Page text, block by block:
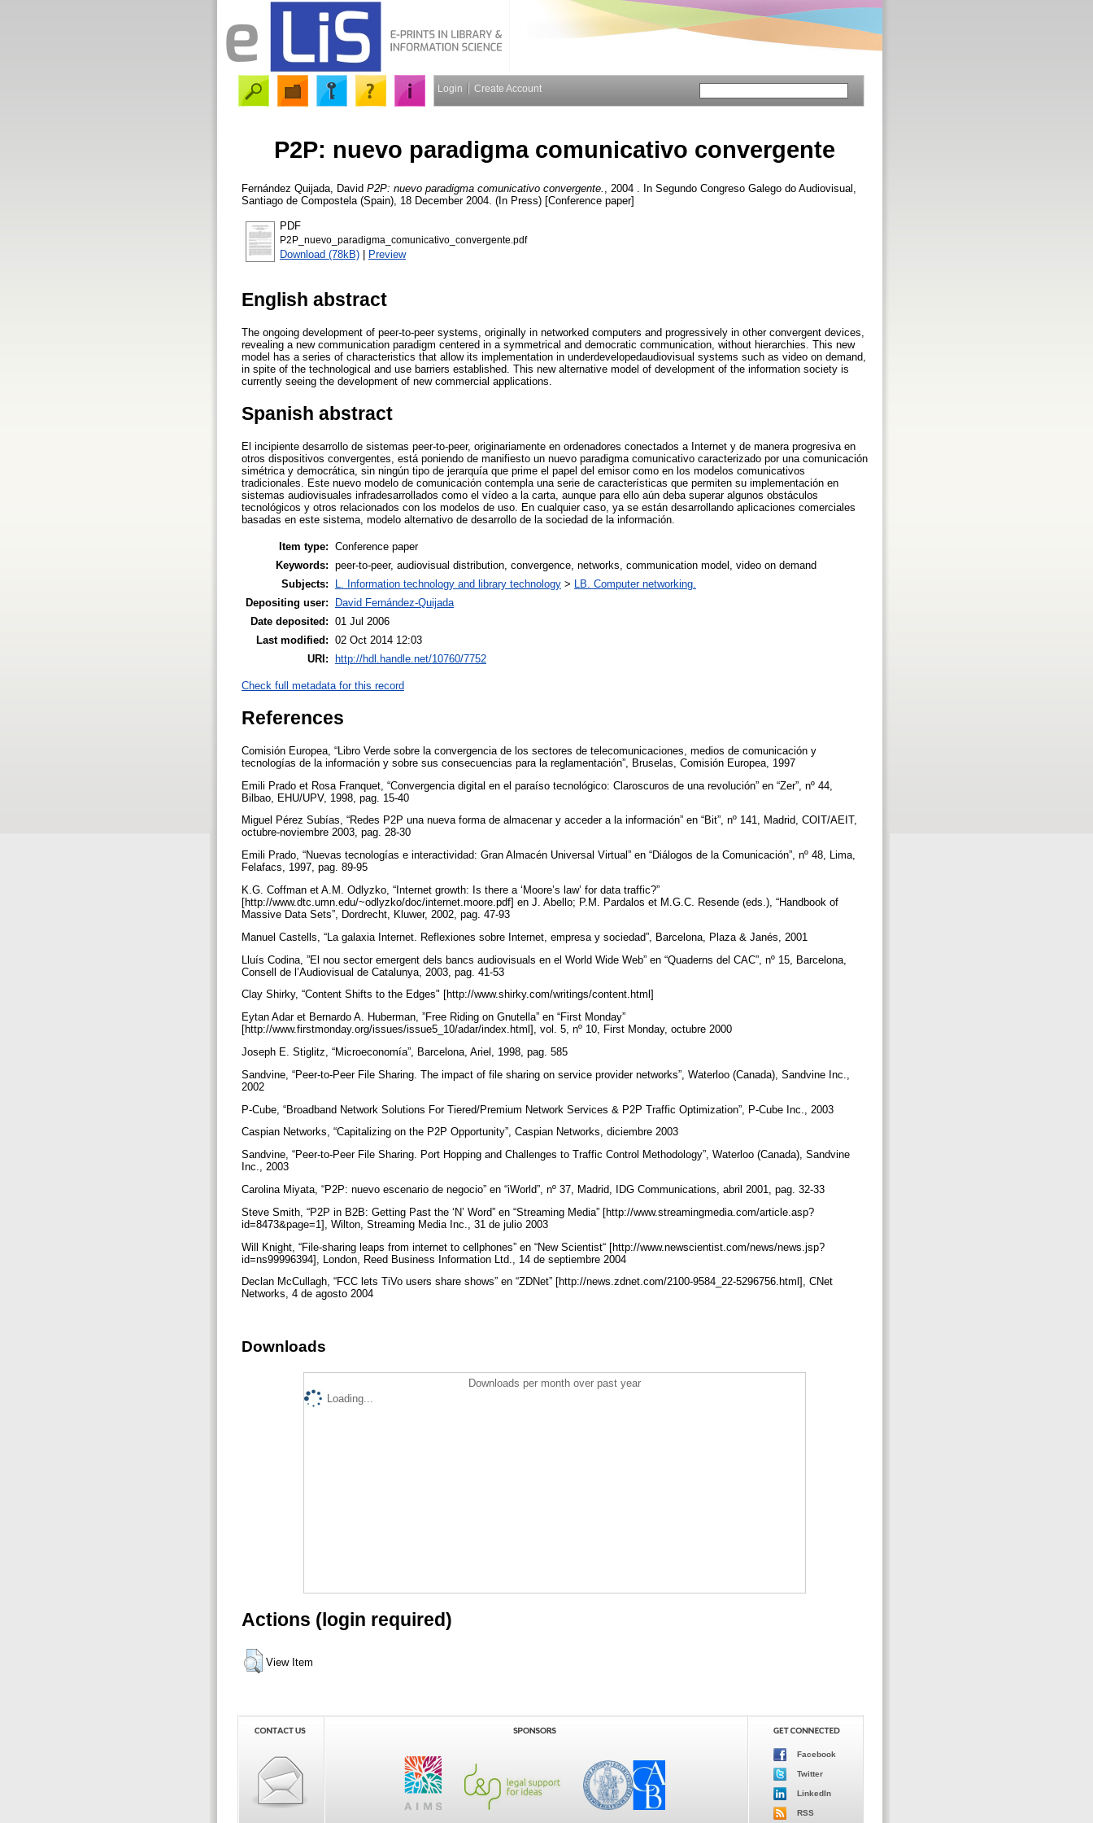
Login Create Account
P2P: nuevo paradigma comunicativo convergente
Fernández Quijada, David P2P: nuevo paradigma comunicativo convergente.
, 2004 . In Segundo Congreso Galego do Audiovisual,
Santiago de Compostela (Spain), 18 December 2004. (In Press) [Conference paper]
PDF
P2P_nuevo_paradigma_comunicativo_convergente.pdf
Download (78kB) | Preview
English abstract
The ongoing development of peer-to-peer systems, originally in networked computers and progressively in other convergent devices,
revealing a new communication paradigm centered in a symmetrical and democratic communication, without hierarchies. This new
model has a series of characteristics that allow its implementation in underdevelopedaudiovisual systems such as video on demand,
in spite of the technological and use barriers established. This new alternative model of development of the information society is
currently seeing the development of new commercial applications.
Spanish abstract
El incipiente desarrollo de sistemas peer-to-peer, originariamente en ordenadores conectados a Internet y de manera progresiva en
otros dispositivos convergentes, está poniendo de manifiesto un nuevo paradigma comunicativo caracterizado por una comunicación
simétrica y democrática, sin ningún tipo de jerarquía que prime el papel del emisor como en los modelos comunicativos
tradicionales. Este nuevo modelo de comunicación contempla una serie de características que permiten su implementación en
sistemas audiovisuales infradesarrollados como el vídeo a la carta, aunque para ello aún deba superar algunos obstáculos
tecnológicos y otros relacionados con los modelos de uso. En cualquier caso, ya se están desarrollando aplicaciones comerciales
basadas en este sistema, modelo alternativo de desarrollo de la sociedad de la información.
Item type: Conference paper
Keywords: peer-to-peer, audiovisual distribution, convergence, networks, communication model, video on demand
Subjects:
L. Information technology and library technology >
LB. Computer networking.
Depositing user:
David Fernández-Quijada
Date deposited: 01 Jul 2006
Last modified: 02 Oct 2014 12:03
URI:
http://hdl.handle.net/10760/7752
Check full metadata for this record
References
Comisión Europea, “Libro Verde sobre la convergencia de los sectores de telecomunicaciones, medios de comunicación y
tecnologías de la información y sobre sus consecuencias para la reglamentación”, Bruselas, Comisión Europea, 1997
Emili Prado et Rosa Franquet, “Convergencia digital en el paraíso tecnológico: Claroscuros de una revolución” en “Zer”, nº 44,
Bilbao, EHU/UPV, 1998, pag. 15-40
Miguel Pérez Subías, “Redes P2P una nueva forma de almacenar y acceder a la información” en “Bit”, nº 141, Madrid, COIT/AEIT,
octubre-noviembre 2003, pag. 28-30
Emili Prado, “Nuevas tecnologías e interactividad: Gran Almacén Universal Virtual” en “Diálogos de la Comunicación”, nº 48, Lima,
Felafacs, 1997, pag. 89-95
K.G. Coffman et A.M. Odlyzko, “Internet growth: Is there a ‘Moore’s law’ for data traffic?”
[http://www.dtc.umn.edu/~odlyzko/doc/internet.moore.pdf] en J. Abello; P.M. Pardalos et M.G.C. Resende (eds.), “Handbook of
Massive Data Sets”, Dordrecht, Kluwer, 2002, pag. 47-93
Manuel Castells, “La galaxia Internet. Reflexiones sobre Internet, empresa y sociedad”, Barcelona, Plaza & Janés, 2001
Lluís Codina, ”El nou sector emergent dels bancs audiovisuals en el World Wide Web” en “Quaderns del CAC”, nº 15, Barcelona,
Consell de l’Audiovisual de Catalunya, 2003, pag. 41-53
Clay Shirky, “Content Shifts to the Edges" [http://www.shirky.com/writings/content.html]
Eytan Adar et Bernardo A. Huberman, ”Free Riding on Gnutella” en “First Monday”
[http://www.firstmonday.org/issues/issue5_10/adar/index.html], vol. 5, nº 10, First Monday, octubre 2000
Joseph E. Stiglitz, “Microeconomía”, Barcelona, Ariel, 1998, pag. 585
Sandvine, “Peer-to-Peer File Sharing. The impact of file sharing on service provider networks”, Waterloo (Canada), Sandvine Inc.,
2002
P-Cube, “Broadband Network Solutions For Tiered/Premium Network Services & P2P Traffic Optimization”, P-Cube Inc., 2003
Caspian Networks, “Capitalizing on the P2P Opportunity”, Caspian Networks, diciembre 2003
Sandvine, “Peer-to-Peer File Sharing. Port Hopping and Challenges to Traffic Control Methodology”, Waterloo (Canada), Sandvine
Inc., 2003
Carolina Miyata, “P2P: nuevo escenario de negocio” en “iWorld”, nº 37, Madrid, IDG Communications, abril 2001, pag. 32-33
Steve Smith, “P2P in B2B: Getting Past the ‘N’ Word” en “Streaming Media” [http://www.streamingmedia.com/article.asp?
id=8473&page=1], Wilton, Streaming Media Inc., 31 de julio 2003
Will Knight, “File-sharing leaps from internet to cellphones” en “New Scientist“ [http://www.newscientist.com/news/news.jsp?
id=ns99996394], London, Reed Business Information Ltd., 14 de septiembre 2004
Declan McCullagh, “FCC lets TiVo users share shows” en “ZDNet” [http://news.zdnet.com/2100-9584_22-5296756.html], CNet
Networks, 4 de agosto 2004
Downloads
Downloads per month over past year
Loading...
Actions (login required)
View Item
Facebook
Twitter
LinkedIn
RSS